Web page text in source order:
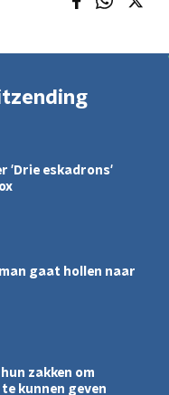
'Drie eskadrons'
gaat hollen naar
zakken om
kunnen geven